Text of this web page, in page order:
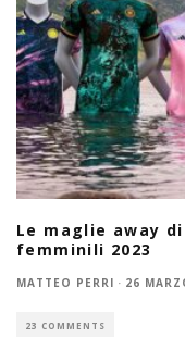
Le maglie away
femminili 2023
MATTEO PERRI · 26
23 COMMENTS